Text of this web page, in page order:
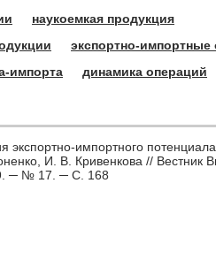
наукоемкая продукция
экспортно-импортные
импорта динамика операций
импортного
И. В. Кривенкова // Вестник
─ № 17. ─ С. 168